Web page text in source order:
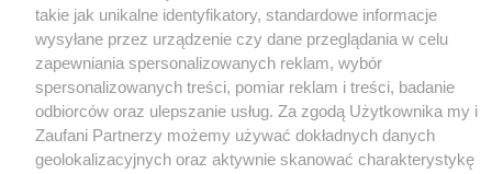
takie jak unikalne identyfikatory, standardowe informacje
wysyłane przez urządzenie czy dane przeglądania w celu
zapewniania spersonalizowanych reklam, wybór
spersonalizowanych treści, pomiar reklam i treści, badanie
odbiorców oraz ulepszanie usług. Za zgodą Użytkownika my i
Zaufani Partnerzy możemy używać dokładnych danych
geolokalizacyjnych oraz aktywnie skanować charakterystykę